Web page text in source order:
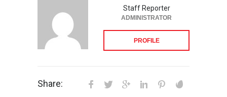
Staff Reporter
ADMINISTRATOR
PROFILE
Share: